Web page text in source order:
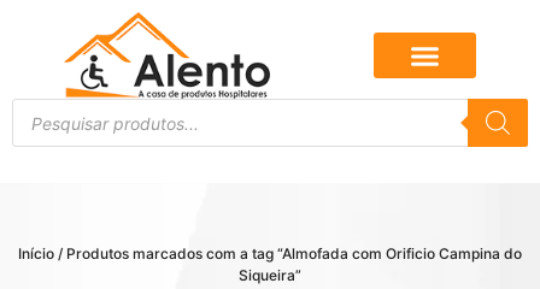
Início / Produtos marcados com a tag “Almofada com Orificio Campina do
Siqueira”